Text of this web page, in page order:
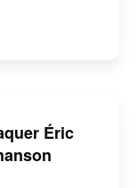
Éric